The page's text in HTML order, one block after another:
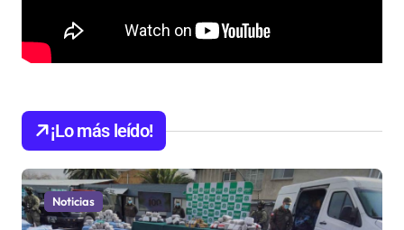
¡Lo más leído!
Noticias